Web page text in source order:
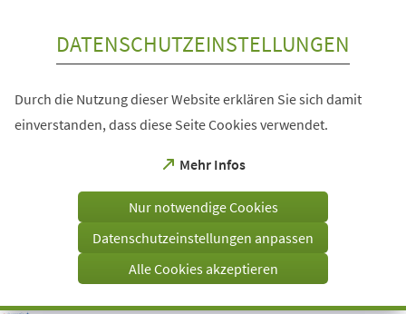
DATENSCHUTZEINSTELLUNGEN
Durch die Nutzung dieser Website erklären Sie sich damit
einverstanden, dass diese Seite Cookies verwendet.
Mehr Infos
(Öffnet
einem
Tab)
Nur notwendige Cookies
Datenschutzeinstellungen anpassen
Alle Cookies akzeptieren